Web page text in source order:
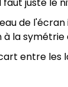
juste le
de
la
entre les